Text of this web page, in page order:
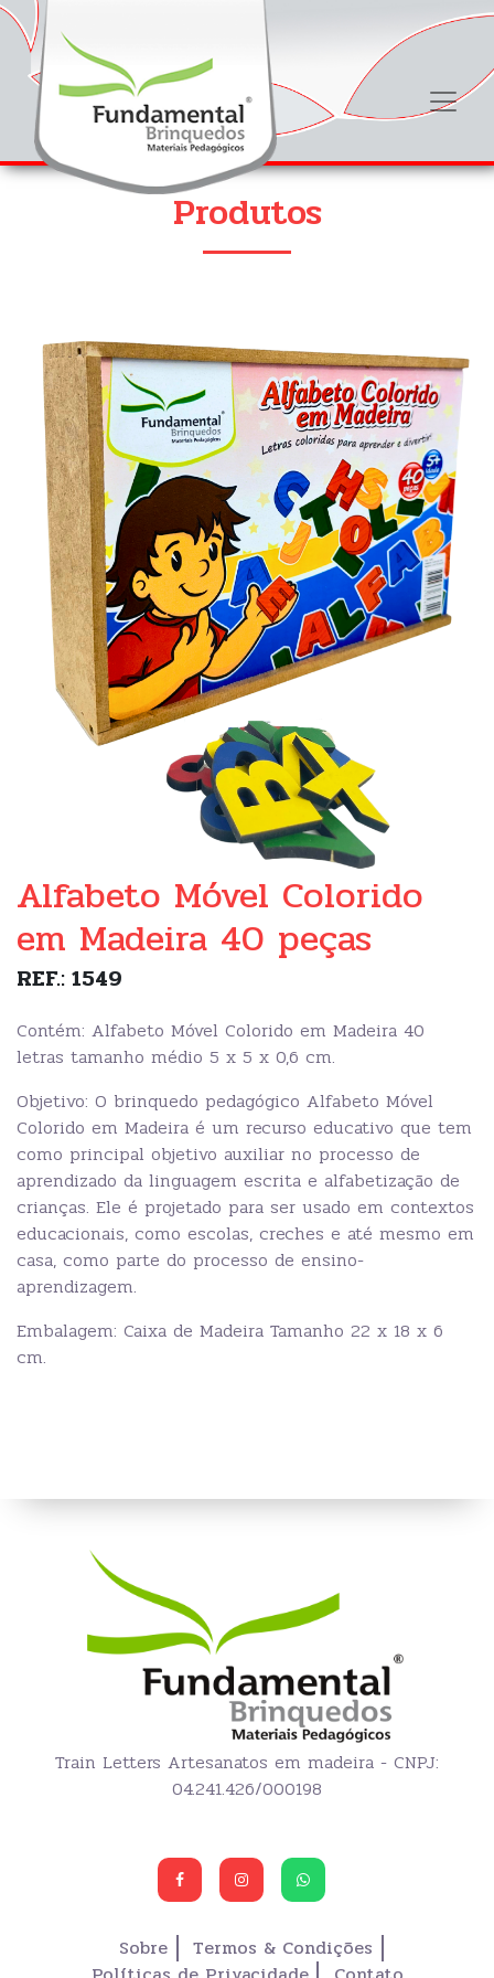
Produtos
Alfabeto Móvel Colorido
em Madeira 40 peças
REF.: 1549
Contém: Alfabeto Móvel Colorido em Madeira 40
letras tamanho médio 5 x 5 x 0,6 cm.
Objetivo: O brinquedo pedagógico Alfabeto Móvel
Colorido em Madeira é um recurso educativo que tem
como principal objetivo auxiliar no processo de
aprendizado da linguagem escrita e alfabetização de
crianças. Ele é projetado para ser usado em contextos
educacionais, como escolas, creches e até mesmo em
casa, como parte do processo de ensino-
aprendizagem.
Embalagem: Caixa de Madeira Tamanho 22 x 18 x 6
cm.
Train Letters Artesanatos em madeira - CNPJ:
04.241.426/000198
Sobre
Termos & Condições